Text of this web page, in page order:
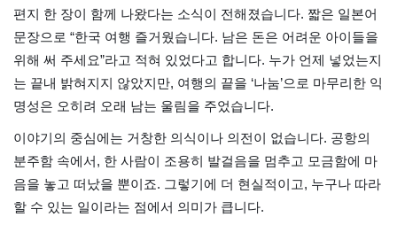
편지 한 장이 함께 나왔다는 소식이 전해졌습니다. 짧은 일본어
문장으로 “한국 여행 즐거웠습니다. 남은 돈은 어려운 아이들을
위해 써 주세요”라고 적혀 있었다고 합니다. 누가 언제 넣었는지
는 끝내 밝혀지지 않았지만, 여행의 끝을 ‘나눔’으로 마무리한 익
명성은 오히려 오래 남는 울림을 주었습니다.
이야기의 중심에는 거창한 의식이나 의전이 없습니다. 공항의
분주함 속에서, 한 사람이 조용히 발걸음을 멈추고 모금함에 마
음을 놓고 떠났을 뿐이죠. 그렇기에 더 현실적이고, 누구나 따라
할 수 있는 일이라는 점에서 의미가 큽니다.